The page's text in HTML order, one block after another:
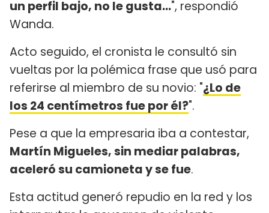
un perfil bajo, no le gusta...", respondió
Wanda.
Acto seguido, el cronista le consultó sin
vueltas por la polémica frase que usó para
referirse al miembro de su novio: "¿Lo de
los 24 centímetros fue por él?".
Pese a que la empresaria iba a contestar,
Martín Migueles, sin mediar palabras,
aceleró su camioneta y se fue.
Esta actitud generó repudio en la red y los